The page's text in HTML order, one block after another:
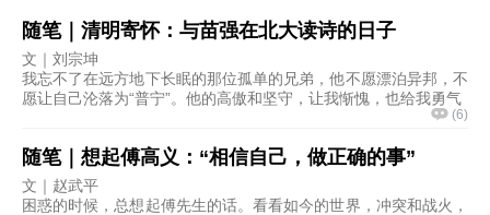
随笔｜清明寄怀：与苗强在北大读诗的日子
文｜刘宗坤
我忘不了在远方地下长眠的那位孤单的兄弟，他不愿漂泊异邦，不
愿让自己沦落为“普宁”。他的高傲和坚守，让我惭愧，也给我勇气
(6)
随笔｜想起傅高义：“相信自己，做正确的事”
文｜赵武平
困惑的时候，总想起傅先生的话。看看如今的世界，冲突和战火，